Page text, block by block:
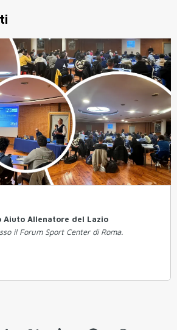
Aiuto Allenatore del Lazio
il Forum Sport Center di Roma.